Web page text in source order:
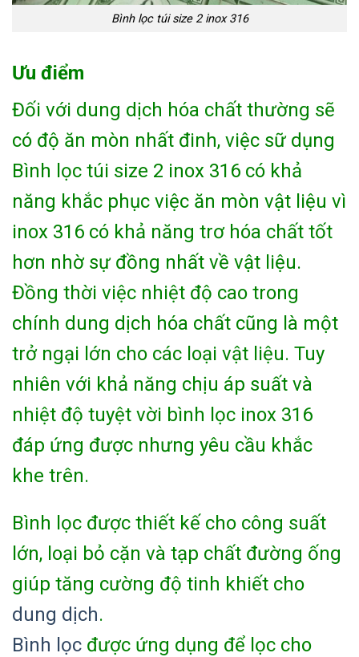
Bình lọc túi size 2 inox 316
Ưu điểm
Đối với dung dịch hóa chất thường sẽ
có độ ăn mòn nhất đinh, việc sữ dụng
Bình lọc túi size 2 inox 316 có khả
năng khắc phục việc ăn mòn vật liệu vì
inox 316 có khả năng trơ hóa chất tốt
hơn nhờ sự đồng nhất về vật liệu.
Đồng thời việc nhiệt độ cao trong
chính dung dịch hóa chất cũng là một
trở ngại lớn cho các loại vật liệu. Tuy
nhiên với khả năng chịu áp suất và
nhiệt độ tuyệt vời bình lọc inox 316
đáp ứng được nhưng yêu cầu khắc
khe trên.
Bình lọc được thiết kế cho công suất
lớn, loại bỏ cặn và tạp chất đường ống
giúp tăng cường độ tinh khiết cho
dung dịch.
Bình lọc được ứng dụng để lọc cho